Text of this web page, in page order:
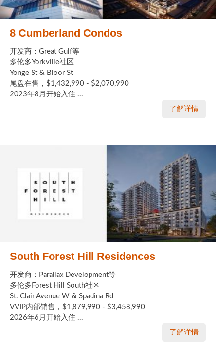
8 Cumberland Condos
开发商：Great Gulf等
多伦多Yorkville社区
Yonge St & Bloor St
尾盘在售，$1,432,990 - $2,070,990
2023年8月开始入住 ...
了解详情
South Forest Hill Residences
开发商：Parallax Development等
多伦多Forest Hill South社区
St. Clair Avenue W & Spadina Rd
VVIP内部销售，$1,879,990 - $3,458,990
2026年6月开始入住 ...
了解详情